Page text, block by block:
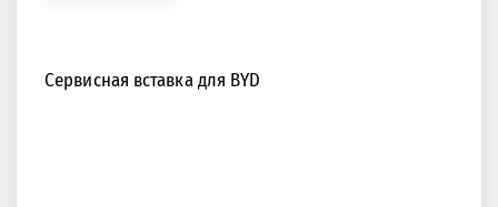
Сервисная вставка для BYD